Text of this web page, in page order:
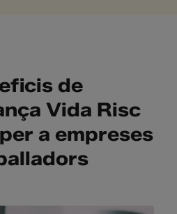
de
Vida Risc
a empreses